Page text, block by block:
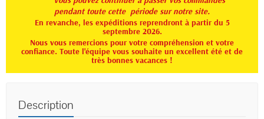
pendant toute cette période sur notre site.
En revanche, les expéditions reprendront à partir du 5
septembre 2026.
Nous vous remercions pour votre compréhension et votre
confiance. Toute l'équipe vous souhaite un excellent été et de
très bonnes vacances !
Description